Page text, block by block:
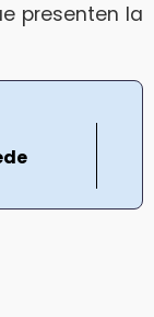
presenten la